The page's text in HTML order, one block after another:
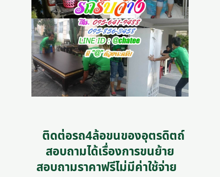
ติดต่อรถ4ล้อขนของอุตรดิตถ์
สอบถามได้เรื่องการขนย้าย
สอบถามราคาฟรีไม่มีค่าใช้จ่าย